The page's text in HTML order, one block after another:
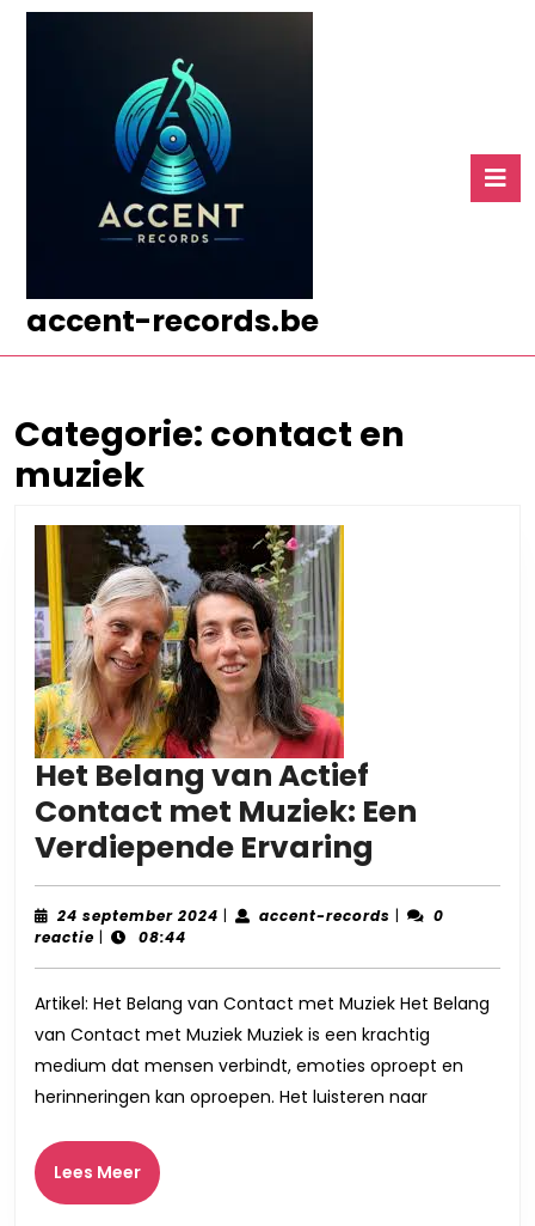
accent-records.be
Categorie: contact en
muziek
Het Belang van Actief
Contact met Muziek: Een
Verdiepende Ervaring
Belang
van
Contact
met
Muziek:
Een
24 september 2024 24
| accent-records accent-
|
0
reactie | 08:44
Artikel: Het Belang van Contact met Muziek Het Belang
van Contact met Muziek Muziek is een krachtig
medium dat mensen verbindt, emoties oproept en
herinneringen kan oproepen. Het luisteren naar
Lees MeerLees
Meer